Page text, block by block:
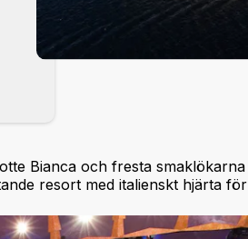
Bianca och fresta smaklökarna
resort med italienskt hjärta för